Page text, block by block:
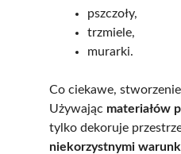
pszczoły,
trzmiele,
murarki.
Co ciekawe,
Używając materiałów
tylko dekoruje
niekorzystnymi